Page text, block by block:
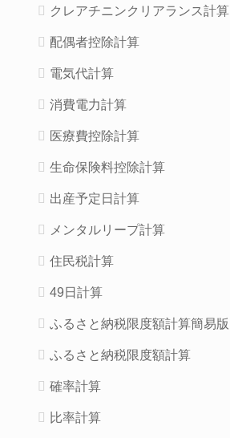
クレアチニンクリアランス計算
配偶者控除計算
電気代計算
消費電力計算
医療費控除計算
生命保険料控除計算
出産予定日計算
メンタルリープ計算
住民税計算
49日計算
ふるさと納税限度額計算簡易版
ふるさと納税限度額計算
確率計算
比率計算